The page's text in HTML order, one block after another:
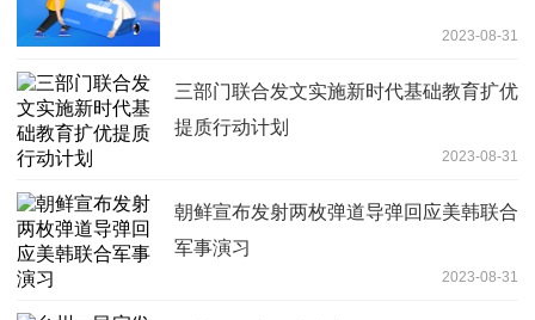
2023-08-31
三部门联合发文实施新时代基础教育扩优
提质行动计划
2023-08-31
朝鲜宣布发射两枚弹道导弹回应美韩联合
军事演习
2023-08-31